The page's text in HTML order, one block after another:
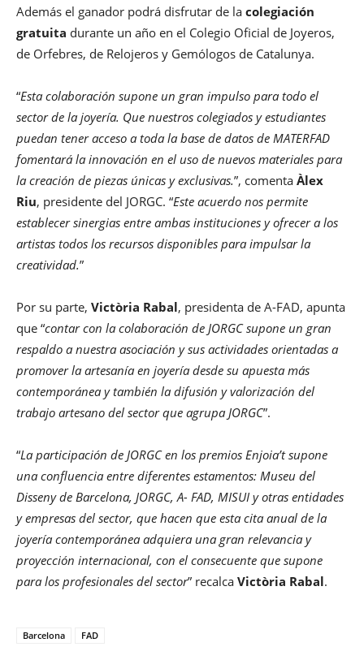
Además el ganador podrá disfrutar de la colegiación
gratuita durante un año en el Colegio Oficial de Joyeros,
de Orfebres, de Relojeros y Gemólogos de Catalunya.
“Esta colaboración supone un gran impulso para todo el
sector de la joyería. Que nuestros colegiados y estudiantes
puedan tener acceso a toda la base de datos de MATERFAD
fomentará la innovación en el uso de nuevos materiales para
la creación de piezas únicas y exclusivas.”, comenta Àlex
Riu, presidente del JORGC. “Este acuerdo nos permite
establecer sinergias entre ambas instituciones y ofrecer a los
artistas todos los recursos disponibles para impulsar la
creatividad.”
Por su parte, Victòria Rabal, presidenta de A-FAD, apunta
que “contar con la colaboración de JORGC supone un gran
respaldo a nuestra asociación y sus actividades orientadas a
promover la artesanía en joyería desde su apuesta más
contemporánea y también la difusión y valorización del
trabajo artesano del sector que agrupa JORGC”.
“La participación de JORGC en los premios Enjoia’t supone
una confluencia entre diferentes estamentos: Museu del
Disseny de Barcelona, JORGC, A- FAD, MISUI y otras entidades
y empresas del sector, que hacen que esta cita anual de la
joyería contemporánea adquiera una gran relevancia y
proyección internacional, con el consecuente que supone
para los profesionales del sector” recalca Victòria Rabal.
Barcelona FAD